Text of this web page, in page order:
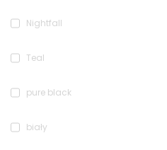
Nightfall
Teal
pure black
biały